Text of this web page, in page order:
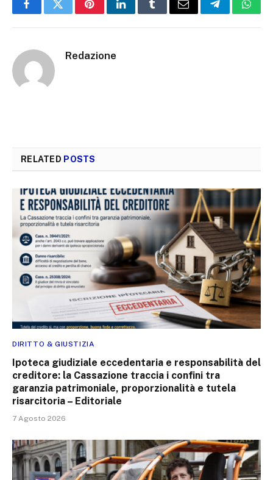
FacebookTwitterPinterestLinkedInTumblrEmail Telegram
Redazione
RELATED POSTS
DIRITTO & GIUSTIZIA
Ipoteca giudiziale eccedentaria e responsabilità del
creditore: la Cassazione traccia i confini tra
garanzia patrimoniale, proporzionalità e tutela
risarcitoria – Editoriale
7 Agosto 2026